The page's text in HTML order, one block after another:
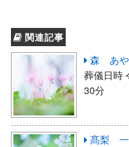
関連記事
森 あ
葬儀日時
30分
髙梨